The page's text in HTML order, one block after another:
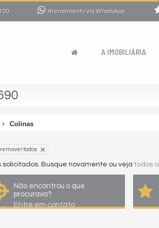
Atendimento via WhatsApp
A IMOBILIÁRIA
Colinas
remover todos
Busque novamente ou veja todos
Não encontrou o que
procurava?
Entre em contato